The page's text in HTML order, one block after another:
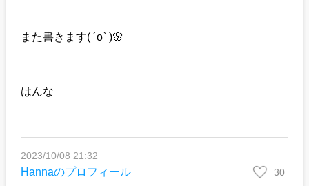
また書きます( ´o` )🌸
はんな
30
2023/10/08 21:32
Hannaのプロフィール